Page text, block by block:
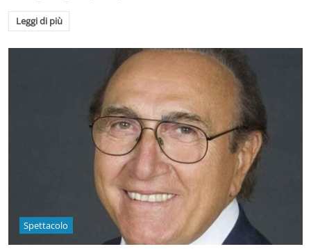
Leggi di più
Spettacolo